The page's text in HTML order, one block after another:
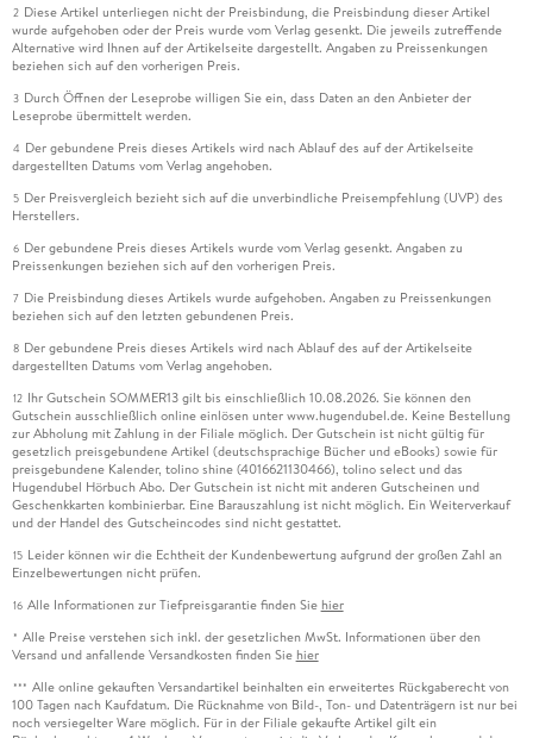
2 Diese Artikel unterliegen nicht der Preisbindung, die Preisbindung dieser Artikel
wurde aufgehoben oder der Preis wurde vom Verlag gesenkt. Die jeweils zutreffende
Alternative wird Ihnen auf der Artikelseite dargestellt. Angaben zu Preissenkungen
beziehen sich auf den vorherigen Preis.
3 Durch Öffnen der Leseprobe willigen Sie ein, dass Daten an den Anbieter der
Leseprobe übermittelt werden.
4 Der gebundene Preis dieses Artikels wird nach Ablauf des auf der Artikelseite
dargestellten Datums vom Verlag angehoben.
5 Der Preisvergleich bezieht sich auf die unverbindliche Preisempfehlung (UVP) des
Herstellers.
6 Der gebundene Preis dieses Artikels wurde vom Verlag gesenkt. Angaben zu
Preissenkungen beziehen sich auf den vorherigen Preis.
7 Die Preisbindung dieses Artikels wurde aufgehoben. Angaben zu Preissenkungen
beziehen sich auf den letzten gebundenen Preis.
8 Der gebundene Preis dieses Artikels wird nach Ablauf des auf der Artikelseite
dargestellten Datums vom Verlag angehoben.
12 Ihr Gutschein SOMMER13 gilt bis einschließlich 10.08.2026. Sie können den
Gutschein ausschließlich online einlösen unter www.hugendubel.de. Keine Bestellung
zur Abholung mit Zahlung in der Filiale möglich. Der Gutschein ist nicht gültig für
gesetzlich preisgebundene Artikel (deutschsprachige Bücher und eBooks) sowie für
preisgebundene Kalender, tolino shine (4016621130466), tolino select und das
Hugendubel Hörbuch Abo. Der Gutschein ist nicht mit anderen Gutscheinen und
Geschenkkarten kombinierbar. Eine Barauszahlung ist nicht möglich. Ein Weiterverkauf
und der Handel des Gutscheincodes sind nicht gestattet.
15 Leider können wir die Echtheit der Kundenbewertung aufgrund der großen Zahl an
Einzelbewertungen nicht prüfen.
16 Alle Informationen zur Tiefpreisgarantie finden Sie hier
* Alle Preise verstehen sich inkl. der gesetzlichen MwSt. Informationen über den
Versand und anfallende Versandkosten finden Sie hier
*** Alle online gekauften Versandartikel beinhalten ein erweitertes Rückgaberecht von
100 Tagen nach Kaufdatum. Die Rücknahme von Bild-, Ton- und Datenträgern ist nur bei
noch versiegelter Ware möglich. Für in der Filiale gekaufte Artikel gilt ein